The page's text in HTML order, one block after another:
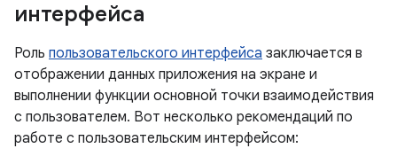
интерфейса
Роль пользовательского интерфейса заключается в
отображении данных приложения на экране и
выполнении функции основной точки взаимодействия
с пользователем. Вот несколько рекомендаций по
работе с пользовательским интерфейсом: